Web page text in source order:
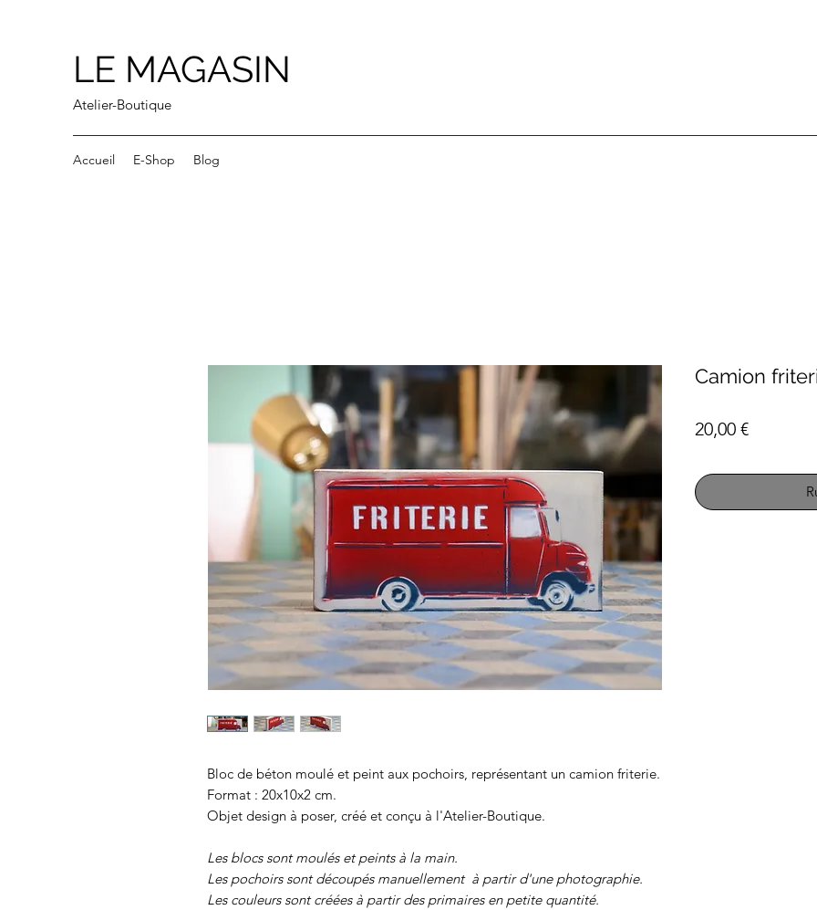
LE MAGASIN
Atelier-Boutique
Accueil E-Shop Blog
Bloc de béton moulé et peint aux pochoirs, représentant un camion friterie.
Format : 20x10x2 cm.
Objet design à poser, créé et conçu à l'Atelier-Boutique.
Les blocs sont moulés et peints à la main.
Les pochoirs sont découpés manuellement à partir d'une photographie.
Les couleurs sont créées à partir des primaires en petite quantité.
Camion
20,00 €Prix